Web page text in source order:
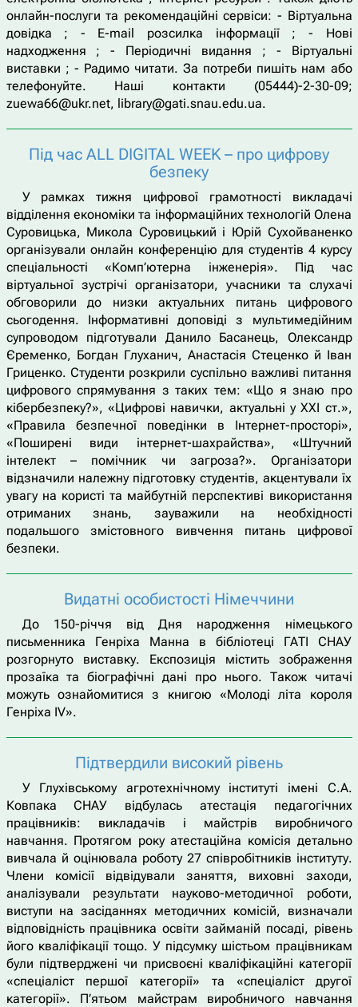
онлайн-послуги та рекомендаційні сервіси: - Віртуальна
довідка ; - E-mail розсилка інформації ; - Нові
надходження ; - Періодичні видання ; - Віртуальні
виставки ; - Радимо читати. За потреби пишіть нам або
телефонуйте. Наші контакти (05444)-2-30-09;
zuewa66@ukr.net, library@gati.snau.edu.ua.
Під час ALL DIGITAL WEEK – про цифрову
безпеку
У рамках тижня цифрової грамотності викладачі
відділення економіки та інформаційних технологій Олена
Суровицька, Микола Суровицький і Юрій Сухойваненко
організували онлайн конференцію для студентів 4 курсу
спеціальності «Комп’ютерна інженерія». Під час
віртуальної зустрічі організатори, учасники та слухачі
обговорили до низки актуальних питань цифрового
сьогодення. Інформативні доповіді з мультимедійним
супроводом підготували Данило Басанець, Олександр
Єременко, Богдан Глуханич, Анастасія Стеценко й Іван
Гриценко. Студенти розкрили суспільно важливі питання
цифрового спрямування з таких тем: «Що я знаю про
кібербезпеку?», «Цифрові навички, актуальні у ХХІ ст.»,
«Правила безпечної поведінки в Інтернет-просторі»,
«Поширені види інтернет-шахрайства», «Штучний
інтелект – помічник чи загроза?». Організатори
відзначили належну підготовку студентів, акцентували їх
увагу на користі та майбутній перспективі використання
отриманих знань, зауважили на необхідності
подальшого змістовного вивчення питань цифрової
безпеки.
Видатні особистості Німеччини
До 150-річчя від Дня народження німецького
письменника Генріха Манна в бібліотеці ГАТІ СНАУ
розгорнуто виставку. Експозиція містить зображення
прозаїка та біографічні дані про нього. Також читачі
можуть ознайомитися з книгою «Молоді літа короля
Генріха IV».
Підтвердили високий рівень
У Глухівському агротехнічному інституті імені С.А.
Ковпака СНАУ відбулась атестація педагогічних
працівників: викладачів і майстрів виробничого
навчання. Протягом року атестаційна комісія детально
вивчала й оцінювала роботу 27 співробітників інституту.
Члени комісії відвідували заняття, виховні заходи,
аналізували результати науково-методичної роботи,
виступи на засіданнях методичних комісій, визначали
відповідність працівника освіти займаній посаді, рівень
його кваліфікації тощо. У підсумку шістьом працівникам
були підтверджені чи присвоєні кваліфікаційні категорії
«спеціаліст першої категорії» та «спеціаліст другої
категорії». П’ятьом майстрам виробничого навчання